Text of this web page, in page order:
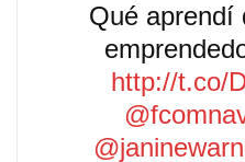
Qué aprendí
http://t.co/